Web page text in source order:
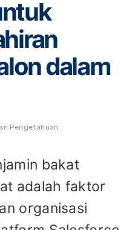
dalam
Pengetahuan
bakat
adalah faktor
organisasi